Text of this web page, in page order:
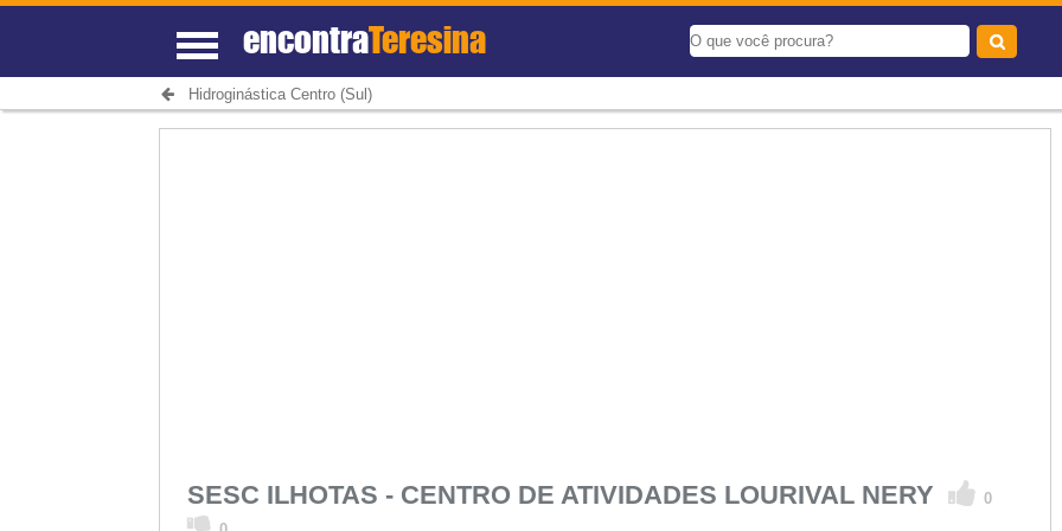
encontraTeresina
Hidroginástica Centro (Sul)
SESC ILHOTAS - CENTRO DE ATIVIDADES LOURIVAL NERY
0